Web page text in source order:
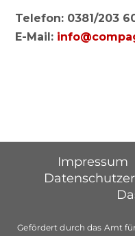
Telefon: 0381/203
E-Mail:
Impressum
Gefördert durch das Amt